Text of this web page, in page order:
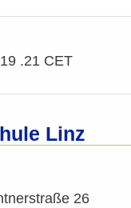
.21 CET
Linz
26